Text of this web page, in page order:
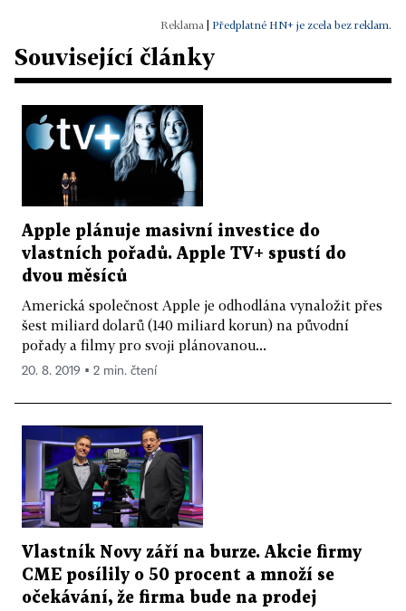
| Předplatné HN+ je zcela bez reklam.
Související články
Apple plánuje masivní investice do
vlastních pořadů. Apple TV+ spustí do
dvou měsíců
Americká společnost Apple je odhodlána vynaložit přes
šest miliard dolarů (140 miliard korun) na původní
pořady a filmy pro svoji plánovanou...
20. 8. 2019 ▪ 2 min. čtení
Vlastník Novy září na burze. Akcie firmy
CME posílily o 50 procent a množí se
očekávání, že firma bude na prodej